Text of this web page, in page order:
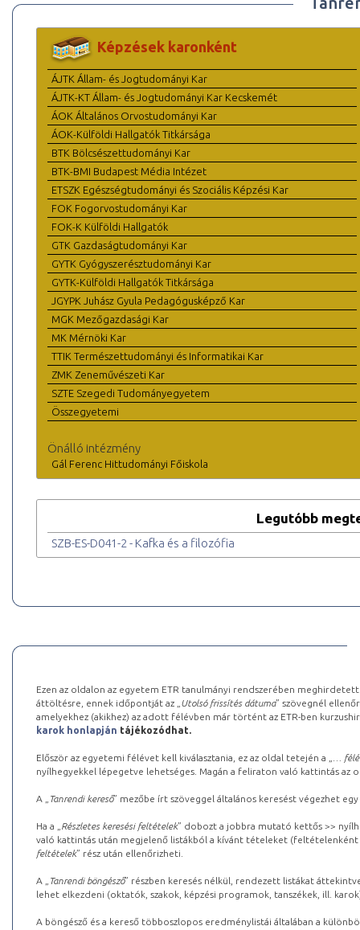
Képzések karonként
ÁJTK Állam- és Jogtudományi Kar
ÁJTK-KT Állam- és Jogtudományi Kar Kecskemét
ÁOK Általános Orvostudományi Kar
ÁOK-Külföldi Hallgatók Titkársága
BTK Bölcsészettudományi Kar
BTK-BMI Budapest Média Intézet
ETSZK Egészségtudományi és Szociális Képzési Kar
FOK Fogorvostudományi Kar
FOK-K Külföldi Hallgatók
GTK Gazdaságtudományi Kar
GYTK Gyógyszerésztudományi Kar
GYTK-Külföldi Hallgatók Titkársága
JGYPK Juhász Gyula Pedagógusképző Kar
MGK Mezőgazdasági Kar
MK Mérnöki Kar
TTIK Természettudományi és Informatikai Kar
ZMK Zeneművészeti Kar
SZTE Szegedi Tudományegyetem
Összegyetemi
Önálló intézmény
Gál Ferenc Hittudományi Főiskola
Legutóbb
SZB-ES-D041-2 - Kafka és a filozófia
Ezen az oldalon az egyetem ETR tanulmányi rendszerében
áttöltésre, ennek időpontját az „ Utolsó frissítés dátuma” szövegnél
amelyekhez (akikhez) az adott félévben már történt az ETR-ben
karok honlapján tájékozódhat.
Először az egyetemi félévet kell kiválasztania, ez az oldal tetején a „
…
nyílhegyekkel lépegetve lehetséges. Magán a feliraton való kattintás az
A „ Tanrendi kereső” mezőbe írt szöveggel általános keresést végezhet
Ha a „ Részletes keresési feltételek” dobozt a jobbra mutató kettős >>
való kattintás után megjelenő listákból a kívánt tételeket (feltételenként
feltételek” rész után ellenőrizheti.
A „ Tanrendi böngésző” részben keresés nélkül, rendezett listákat
lehet elkezdeni (oktatók, szakok, képzési programok, tanszékek, ill.
A böngésző és a kereső többoszlopos eredménylistái általában a